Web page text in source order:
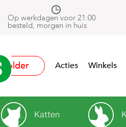
Op werkdagen voor 21:00
besteld, morgen in huis
Folder Acties Winkels
Katten